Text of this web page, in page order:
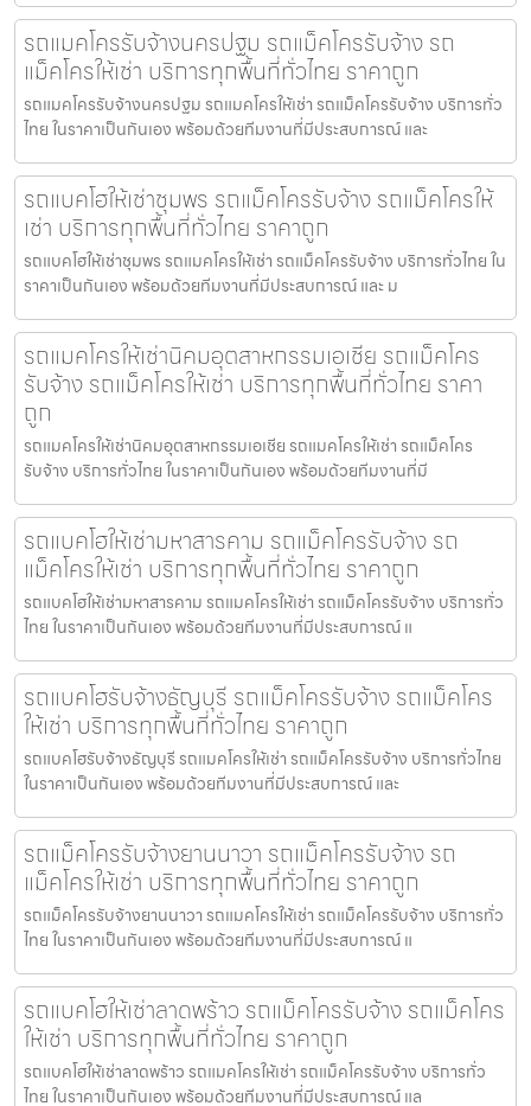
รถแมคโครรับจ้างนครปฐม รถแม็คโครรับจ้าง รถ
แม็คโครให้เช่า บริการทุกพื้นที่ทั่วไทย ราคาถูก
รถแมคโครรับจ้างนครปฐม รถแมคโครให้เช่า รถแม็คโครรับจ้าง บริการทั่ว
ไทย ในราคาเป็นกันเอง พร้อมด้วยทีมงานที่มีประสบการณ์ และ
รถแบคโฮให้เช่าชุมพร รถแม็คโครรับจ้าง รถแม็คโครให้
เช่า บริการทุกพื้นที่ทั่วไทย ราคาถูก
รถแบคโฮให้เช่าชุมพร รถแมคโครให้เช่า รถแม็คโครรับจ้าง บริการทั่วไทย ใน
ราคาเป็นกันเอง พร้อมด้วยทีมงานที่มีประสบการณ์ และ ม
รถแมคโครให้เช่านิคมอุตสาหกรรมเอเชีย รถแม็คโคร
รับจ้าง รถแม็คโครให้เช่า บริการทุกพื้นที่ทั่วไทย ราคา
ถูก
รถแมคโครให้เช่านิคมอุตสาหกรรมเอเชีย รถแมคโครให้เช่า รถแม็คโคร
รับจ้าง บริการทั่วไทย ในราคาเป็นกันเอง พร้อมด้วยทีมงานที่มี
รถแบคโฮให้เช่ามหาสารคาม รถแม็คโครรับจ้าง รถ
แม็คโครให้เช่า บริการทุกพื้นที่ทั่วไทย ราคาถูก
รถแบคโฮให้เช่ามหาสารคาม รถแมคโครให้เช่า รถแม็คโครรับจ้าง บริการทั่ว
ไทย ในราคาเป็นกันเอง พร้อมด้วยทีมงานที่มีประสบการณ์ แ
รถแบคโฮรับจ้างธัญบุรี รถแม็คโครรับจ้าง รถแม็คโคร
ให้เช่า บริการทุกพื้นที่ทั่วไทย ราคาถูก
รถแบคโฮรับจ้างธัญบุรี รถแมคโครให้เช่า รถแม็คโครรับจ้าง บริการทั่วไทย
ในราคาเป็นกันเอง พร้อมด้วยทีมงานที่มีประสบการณ์ และ
รถแม็คโครรับจ้างยานนาวา รถแม็คโครรับจ้าง รถ
แม็คโครให้เช่า บริการทุกพื้นที่ทั่วไทย ราคาถูก
รถแม็คโครรับจ้างยานนาวา รถแมคโครให้เช่า รถแม็คโครรับจ้าง บริการทั่ว
ไทย ในราคาเป็นกันเอง พร้อมด้วยทีมงานที่มีประสบการณ์ แ
รถแบคโฮให้เช่าลาดพร้าว รถแม็คโครรับจ้าง รถแม็คโคร
ให้เช่า บริการทุกพื้นที่ทั่วไทย ราคาถูก
รถแบคโฮให้เช่าลาดพร้าว รถแมคโครให้เช่า รถแม็คโครรับจ้าง บริการทั่ว
ไทย ในราคาเป็นกันเอง พร้อมด้วยทีมงานที่มีประสบการณ์ แล